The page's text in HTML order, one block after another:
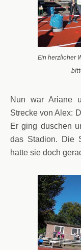
Ein herzlicher
Nun war Ariane
Strecke von Alex:
Er ging duschen
das Stadion. Die
hatte sie doch